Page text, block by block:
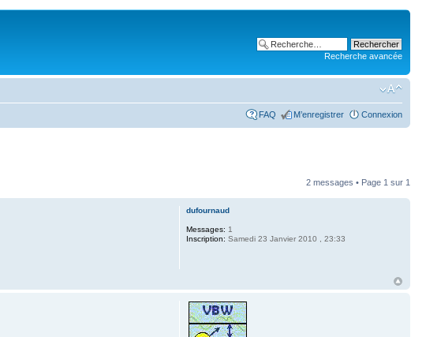
Recherche avancée
FAQ M’enregistrer Connexion
2 messages • Page 1 sur 1
dufournaud
Messages: 1
Inscription: Samedi 23 Janvier 2010 , 23:33